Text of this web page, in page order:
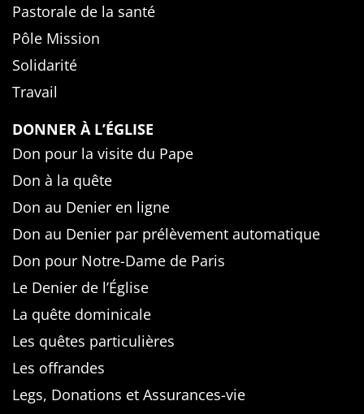
Pastorale de la santé
Pôle Mission
Solidarité
Travail
DONNER À L’ÉGLISE
Don pour la visite du Pape
Don à la quête
Don au Denier en ligne
Don au Denier par prélèvement automatique
Don pour Notre-Dame de Paris
Le Denier de l’Église
La quête dominicale
Les quêtes particulières
Les offrandes
Legs, Donations et Assurances-vie